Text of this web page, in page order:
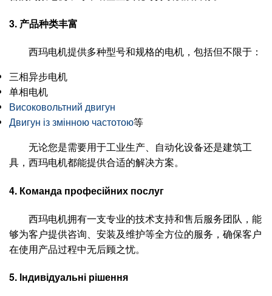
3. 产品种类丰富
西玛电机提供多种型号和规格的电机，包括但不限于：
三相异步电机
单相电机
Високовольтний двигун
Двигун із змінною частотою等
无论您是需要用于工业生产、自动化设备还是建筑工
具，西玛电机都能提供合适的解决方案。
4. Команда професійних послуг
西玛电机拥有一支专业的技术支持和售后服务团队，能
够为客户提供咨询、安装及维护等全方位的服务，确保客户
在使用产品过程中无后顾之忧。
5. Індивідуальні рішення